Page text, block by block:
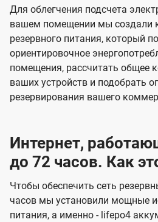
Для облегчения подсчета
вашем помещении мы создали
резервного питания, который
ориентировочное
помещения, рассчитать общее
ваших устройств и подобрать
резервирования вашего
Интернет,
до 72 часов. Как
Чтобы обеспечить сеть
часов мы установили мощные
питания, а именно - lifepo4